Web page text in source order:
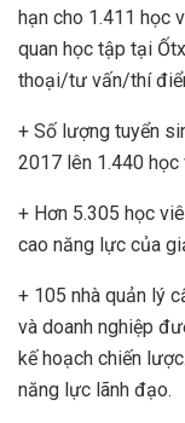
hạn cho 1.411 học
quan học tập tại
thoại/tư vấn/thí
+ Số lượng tuyển
2017 lên 1.440 học
+ Hơn 5.305 học
cao năng lực của
+ 105 nhà quản lý
và doanh nghiệp
kế hoạch chiến
năng lực lãnh đạo.